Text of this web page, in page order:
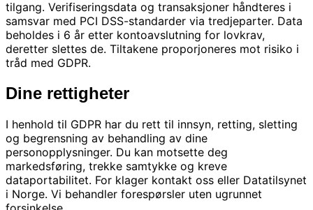
tilgang. Verifiseringsdata og transaksjoner håndteres i
samsvar med PCI DSS-standarder via tredjeparter. Data
beholdes i 6 år etter kontoavslutning for lovkrav,
deretter slettes de. Tiltakene proporjoneres mot risiko i
tråd med GDPR.
Dine rettigheter
I henhold til GDPR har du rett til innsyn, retting, sletting
og begrensning av behandling av dine
personopplysninger. Du kan motsette deg
markedsføring, trekke samtykke og kreve
dataportabilitet. For klager kontakt oss eller Datatilsynet
i Norge. Vi behandler forespørsler uten ugrunnet